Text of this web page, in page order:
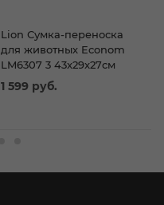
Lion Сумка-переноска
для животных Econom
LM6307 3 43x29x27см
1 599 руб.